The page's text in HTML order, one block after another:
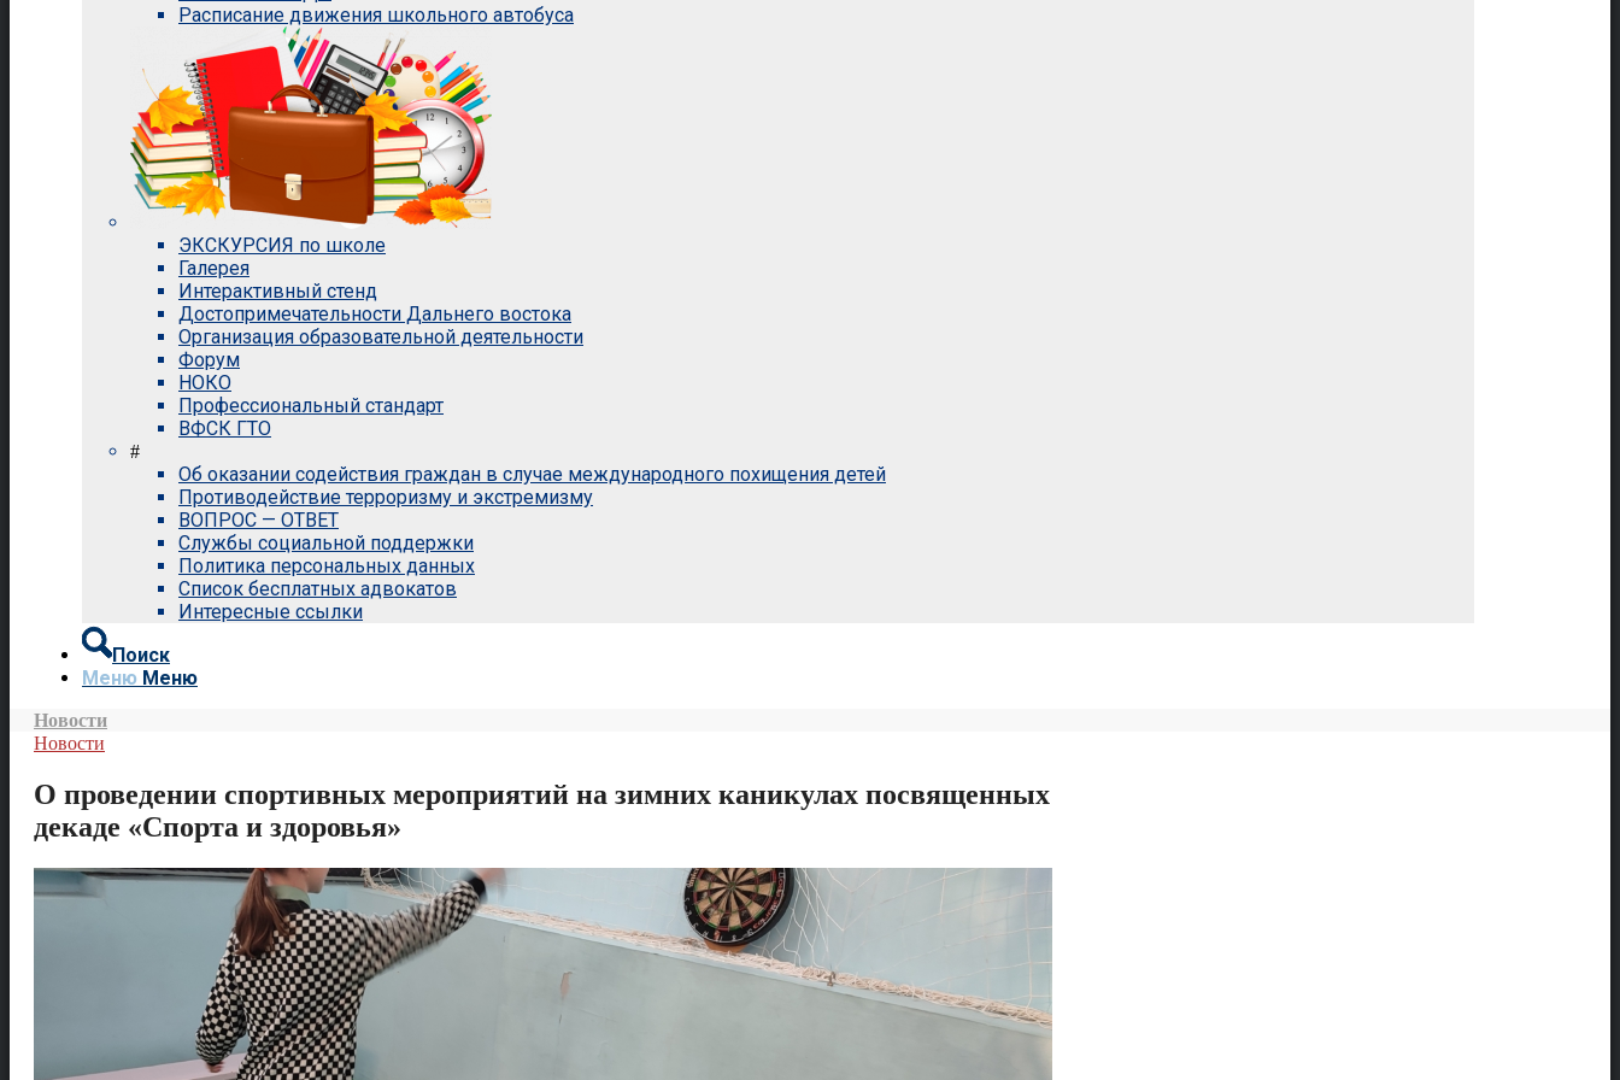
Расписание движения школьного автобуса
ЭКСКУРСИЯ по школе
Галерея
Интерактивный стенд
Достопримечательности Дальнего востока
Организация образовательной деятельности
Форум
НОКО
Профессиональный стандарт
ВФСК ГТО
#
Об оказании содействия граждан в случае международного похищения детей
Противодействие терроризму и экстремизму
ВОПРОС — ОТВЕТ
Службы социальной поддержки
Политика персональных данных
Список бесплатных адвокатов
Интересные ссылки
Поиск
Меню Меню
Новости
Новости
О проведении спортивных мероприятий на зимних каникулах посвященных
декаде «Спорта и здоровья»